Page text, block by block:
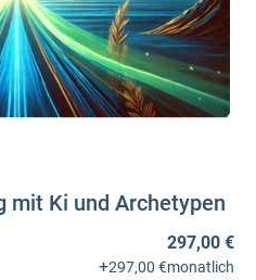
mit Ki und Archetypen
297,00 €
+297,00 €monatlich